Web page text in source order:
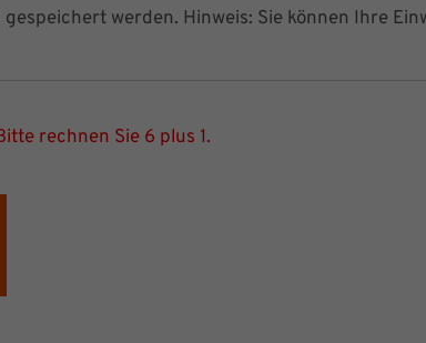
werden. Hinweis: Sie können Ihre
rechnen Sie 6 plus 1.